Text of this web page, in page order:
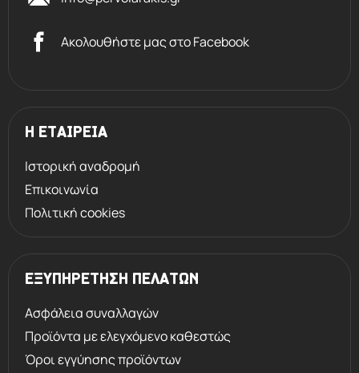
προστασία από τις
Ακολουθήστε μας στο Facebook
Η ΕΤΑΙΡΕΙΑ
Ιστορική αναδρομή
Επικοινωνία
Πολιτική cookies
ΕΞΥΠΗΡΕΤΗΣΗ ΠΕΛΑΤΩΝ
Ασφάλεια συναλλαγών
Προϊόντα με ελεγχόμενο καθεστώς
Όροι εγγύησης προϊόντων